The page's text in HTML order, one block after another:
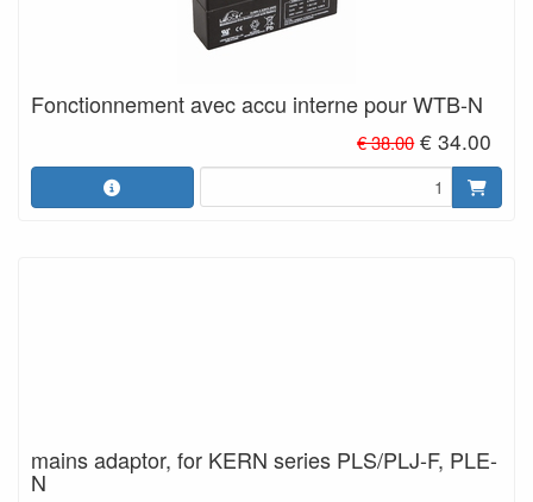
Fonctionnement avec accu interne pour WTB-N
€ 38.00 € 34.00
mains adaptor, for KERN series PLS/PLJ-F, PLE-
N